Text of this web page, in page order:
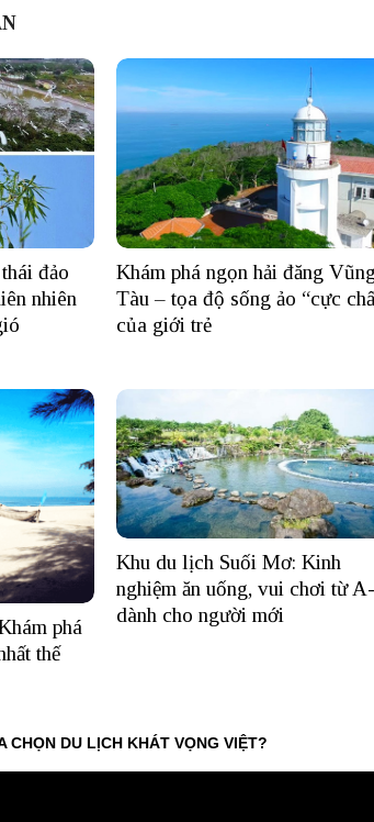
đảo
nhiên
Khám phá ngọn hải đăng Vũng
Tàu – tọa độ sống ảo “cực
của giới trẻ
phá
thế
Khu du lịch Suối Mơ: Kinh
nghiệm ăn uống, vui chơi từ
dành cho người mới
CHỌN DU LỊCH KHÁT VỌNG VIỆT?